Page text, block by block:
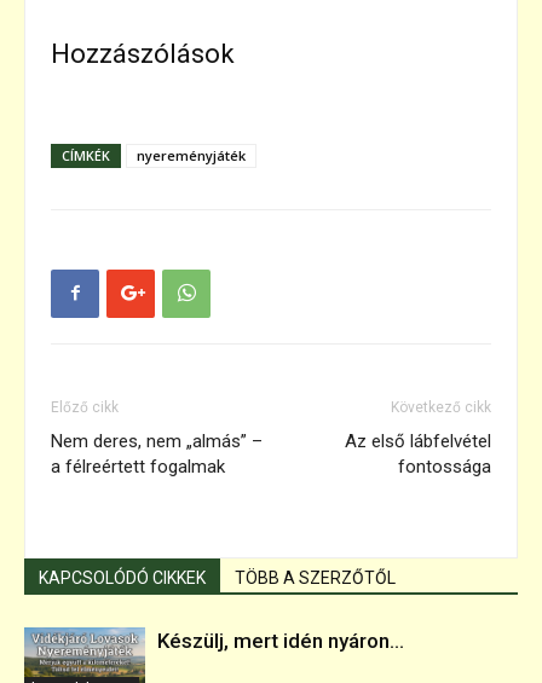
Hozzászólások
CÍMKÉK nyereményjáték
Előző cikk
Nem deres, nem „almás” –
a félreértett fogalmak
Következő cikk
Az első lábfelvétel
fontossága
KAPCSOLÓDÓ CIKKEK TÖBB A SZERZŐTŐL
Készülj, mert idén nyáron...